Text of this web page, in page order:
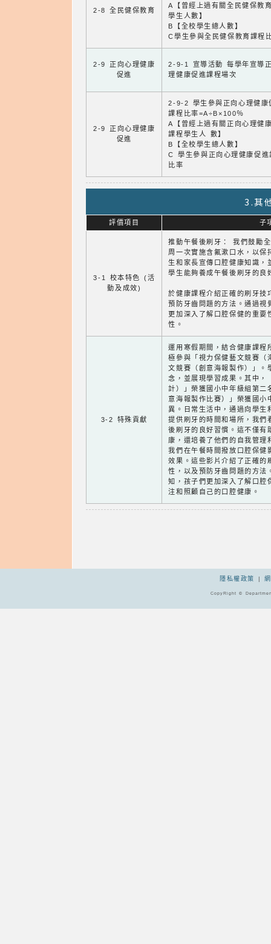
2-8 全民健保教育
A【曾經上過有關全民健保教
學生人數】
B【全校學生總人數】
C學生參與全民健保教育課程
2-9 正向心理健康
促進
2-9-1 宣導活動 每學年宣導
理健康促進課程場次
2-9 正向心理健康
促進
2-9-2 學生參與正向心理健康
課程比率=A÷B×100％
A【曾經上過有關正向心理健
課程學生人 數】
B【全校學生總人數】
C 學生參與正向心理健康促進
比率
3.其
評價項目 子
3-1 校本特色 (活
動及成效)
推動午餐後刷牙： 我們鼓勵
周一次實施含氟漱口水，以保
生和家長宣傳口腔健康知識，
學生能夠養成午餐後刷牙的良
於健康課程介紹正確的刷牙技
預防牙齒問題的方法。通過視
更加深入了解口腔保健的重要
性。
3-2 特殊貢獻
運用寒假期間，結合健康課程
極參與「視力保健藝文競賽（
文競賽（創意海報製作）」。
念，並展現學習成果。其中，
計）」榮獲國小中年級組第二
意海報製作比賽）」榮獲國小
異。日常生活中，通過向學生
提供刷牙的時間和場所，我們
後刷牙的良好習慣。這不僅有
康，還培養了他們的自我管理
我們在午餐時間撥放口腔保健
效果。這些影片介紹了正確的
性，以及預防牙齒問題的方法
知，孩子們更加深入了解口腔
注和照顧自己的口腔健康。
隱私權政策 |
CopyRight ©